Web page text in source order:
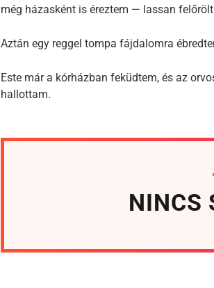
még házasként is éreztem — lassan
Aztán egy reggel tompa fájdalomra
Este már a kórházban feküdtem, és az
hallottam.
NINCS